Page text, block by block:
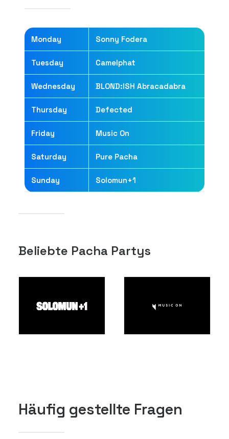
Monday Sonny Fodera
Tuesday Camelphat
Wednesday BLOND:ISH Abracadabra
Thursday Defected
Friday Music On
Saturday Pure Pacha
Sunday Solomun+1
Beliebte Pacha Partys
Häufig gestellte Fragen